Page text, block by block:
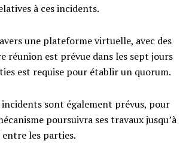
à ces incidents.
une plateforme virtuelle, avec des
réunion est prévue dans les sept jours
est requise pour établir un quorum.
sont également prévus, pour
poursuivra ses travaux jusqu’à
entre les parties.